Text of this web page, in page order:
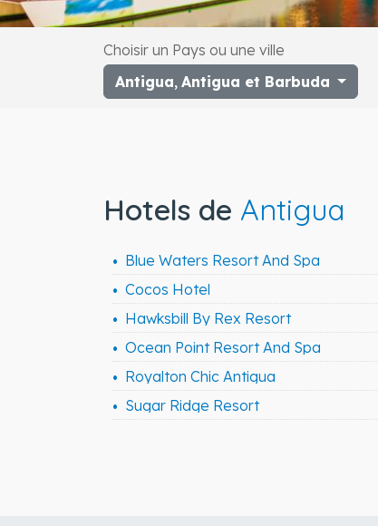
Choisir un Pays ou une ville
Antigua, Antigua et Barbuda
Hotels de Antigua
Blue Waters Resort And Spa
Cocos Hotel
Hawksbill By Rex Resort
Ocean Point Resort And Spa
Royalton Chic Antigua
Sugar Ridge Resort